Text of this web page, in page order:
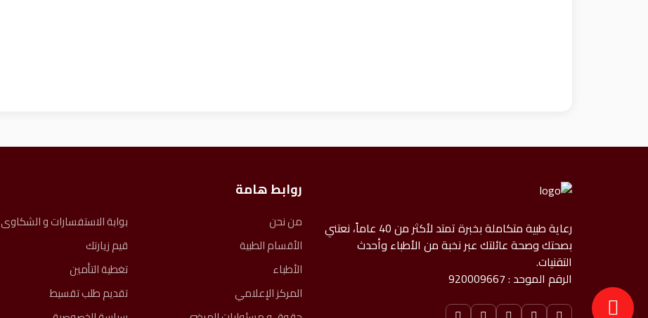
رعاية طبية متكاملة بخبرة تمتد لأكثر من 40 عاماً، نعتني
بصحتك وصحة عائلتك عبر نخبة من الأطباء وأحدث
التقنيات.
الرقم الموحد : 920009667
روابط هامة
من نحن
الأقسام الطبية
الأطباء
المركز الإعلامي
بوابة الاستفسارات و الشكاوى
قيم زيارتك
تغطية التأمين
تقديم طلب تقسيط